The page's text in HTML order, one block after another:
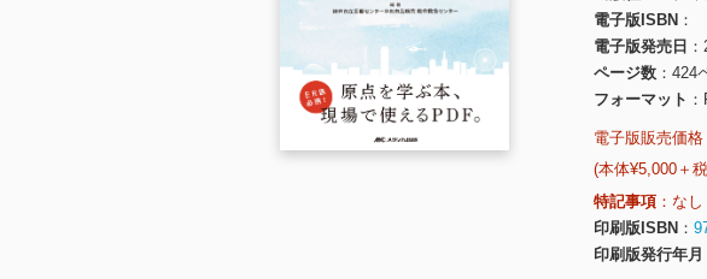
電子版ISBN
電子版発売日
ページ数
424
フォーマット
電子版販売価格
(本体¥5,000＋
特記事項
なし
印刷版ISBN
印刷版発行年月